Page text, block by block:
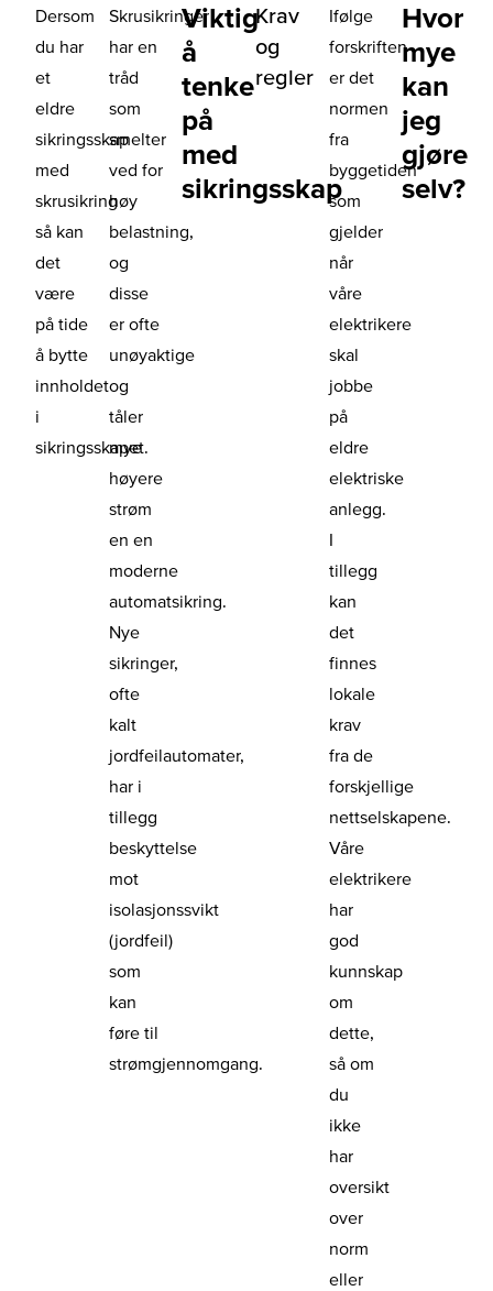
Dersom
du har
et
eldre
sikringsskap
med
skrusikring
så kan
det
være
på tide
å bytte
innholdet
i
sikringsskapet.
Skrusikringer
har en
tråd
som
smelter
ved for
høy
belastning,
og
disse
er ofte
unøyaktige
og
tåler
mye
høyere
strøm
en en
moderne
automatsikring.
Nye
sikringer,
ofte
kalt
jordfeilautomater,
har i
tillegg
beskyttelse
mot
isolasjonssvikt
(jordfeil)
som
kan
føre til
strømgjennomgang.
Viktig
å
tenke
på
med
sikringsskap
Krav
og
regler
Ifølge
forskriften
er det
normen
fra
byggetiden
som
gjelder
når
våre
elektrikere
skal
jobbe
på
eldre
elektriske
anlegg.
I
tillegg
kan
det
finnes
lokale
krav
fra de
forskjellige
nettselskapene.
Våre
elektrikere
har
god
kunnskap
om
dette,
så om
du
ikke
har
oversikt
over
norm
eller
Hvor
mye
kan
jeg
gjøre
selv?